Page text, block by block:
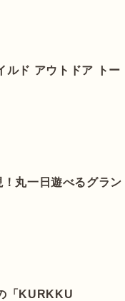
ルド アウトドア トー
丸一日遊べるグラン
「KURKKU